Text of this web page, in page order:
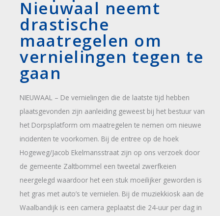
Nieuwaal neemt
drastische
maatregelen om
vernielingen tegen te
gaan
NIEUWAAL – De vernielingen die de laatste tijd hebben
plaatsgevonden zijn aanleiding geweest bij het bestuur van
het Dorpsplatform om maatregelen te nemen om nieuwe
incidenten te voorkomen. Bij de entree op de hoek
Hogeweg/Jacob Ekelmansstraat zijn op ons verzoek door
de gemeente Zaltbommel een tweetal zwerfkeien
neergelegd waardoor het een stuk moeilijker geworden is
het gras met auto’s te vernielen. Bij de muziekkiosk aan de
Waalbandijk is een camera geplaatst die 24-uur per dag in